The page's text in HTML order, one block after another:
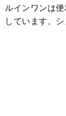
ルインワンは
しています。